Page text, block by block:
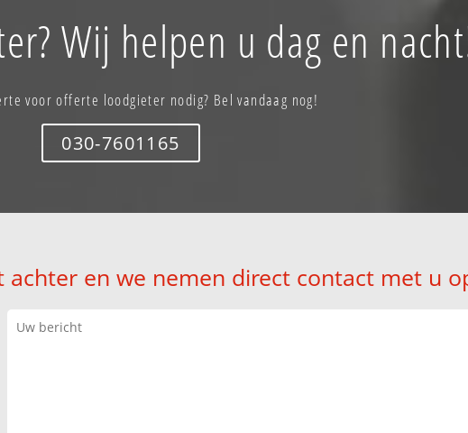
Wij helpen u dag en
voor offerte loodgieter nodig? Bel vandaag nog!
030-7601165
achter en we nemen direct contact met u